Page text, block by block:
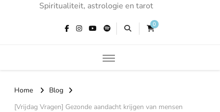
Spiritualiteit, astrologie en tarot
0
Home
Blog
[Vrijdag Vragen] Gezonde aandacht krijgen van mensen